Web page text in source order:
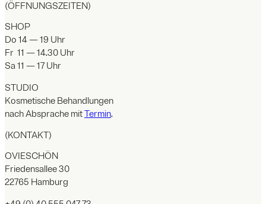
(ÖFFNUNGSZEITEN)
SHOP
Do 14 — 19 Uhr
Fr 11 — 14.30 Uhr
Sa 11 — 17 Uhr
STUDIO
Kosmetische Behandlungen
nach Absprache mitTermin.
(KONTAKT)
OVIESCHÖN
Friedensallee 30
22765 Hamburg